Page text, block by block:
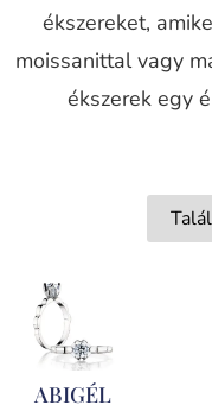
ékszereket,
moissanittal vagy
ékszerek egy
ABIGÉL